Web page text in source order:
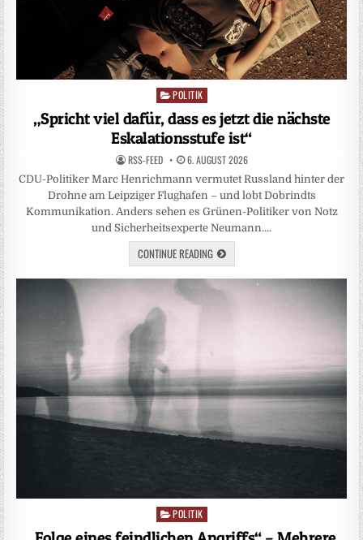
Posted
POLITIK
„Spricht viel dafür, dass es jetzt die nächste
Eskalationsstufe ist“
RSS-FEED 6. AUGUST 2026
CDU-Politiker Marc Henrichmann vermutet Russland hinter der
Drohne am Leipziger Flughafen – und lobt Dobrindts
Kommunikation. Anders sehen es Grünen-Politiker von Notz
und Sicherheitsexperte Neumann….
CONTINUE READING
Posted
in
POLITIK